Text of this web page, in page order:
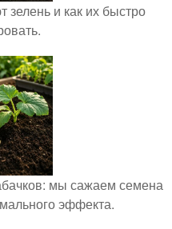
зелень и как их быстро
мы сажаем семена
эффекта.